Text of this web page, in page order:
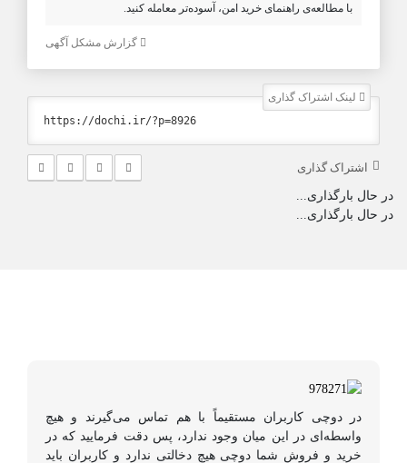
با مطالعه‌ی راهنمای خرید امن، آسوده‌تر معامله کنید.
گزارش مشکل آگهی
لینک اشتراک گذاری
اشتراک گذاری
در حال بارگذاری...
در حال بارگذاری...
در دوچی کاربران مستقیماً با هم تماس می‌گیرند و هیچ
واسطه‌ای در این میان وجود ندارد، پس دقت فرمایید که در
خرید و فروشِ شما دوچی هیچ دخالتی ندارد و کاربران باید